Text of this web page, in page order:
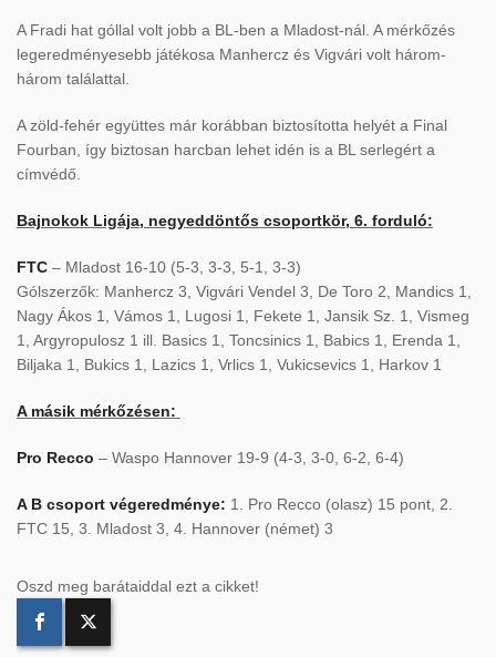
A Fradi hat góllal volt jobb a BL-ben a Mladost-nál. A mérkőzés
legeredményesebb játékosa Manhercz és Vigvári volt három-
három találattal.
A zöld-fehér együttes már korábban biztosította helyét a Final
Fourban, így biztosan harcban lehet idén is a BL serlegért a
címvédő.
Bajnokok Ligája, negyeddöntős csoportkör, 6. forduló:
FTC – Mladost 16-10 (5-3, 3-3, 5-1, 3-3)
Gólszerzők: Manhercz 3, Vigvári Vendel 3, De Toro 2, Mandics 1,
Nagy Ákos 1, Vámos 1, Lugosi 1, Fekete 1, Jansik Sz. 1, Vismeg
1, Argyropulosz 1 ill. Basics 1, Toncsinics 1, Babics 1, Erenda 1,
Biljaka 1, Bukics 1, Lazics 1, Vrlics 1, Vukicsevics 1, Harkov 1
A másik mérkőzésen:
Pro Recco – Waspo Hannover 19-9 (4-3, 3-0, 6-2, 6-4)
A B csoport végeredménye: 1. Pro Recco (olasz) 15 pont, 2.
FTC 15, 3. Mladost 3, 4. Hannover (német) 3
Oszd meg barátaiddal ezt a cikket!